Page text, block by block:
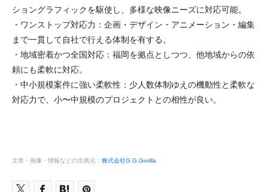
ショングラフィックを駆使し、多様な映像ニーズに対応可能。
・ワンストップ対応力：企画・デザイン・アニメーション・編集
まで一貫して自社で行える体制を有する。
・地域密着かつ全国対応：福岡を拠点としつつ、他地域からの依
頼にも柔軟に対応。
・中小規模案件に強い柔軟性：少人数体制ゆえの機動性と柔軟な
対応力で、小〜中規模のプロジェクトとの相性が良い。
文章・画像・情報などの出典元： 株式会社G.G.Gorilla